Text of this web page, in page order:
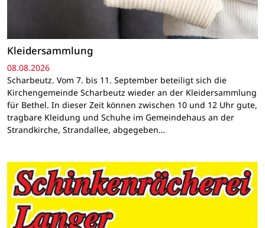
Kleidersammlung
08.08.2026
Scharbeutz. Vom 7. bis 11. September beteiligt sich die
Kirchengemeinde Scharbeutz wieder an der Kleidersammlung
für Bethel. In dieser Zeit können zwischen 10 und 12 Uhr gute,
tragbare Kleidung und Schuhe im Gemeindehaus an der
Strandkirche, Strandallee, abgegeben…